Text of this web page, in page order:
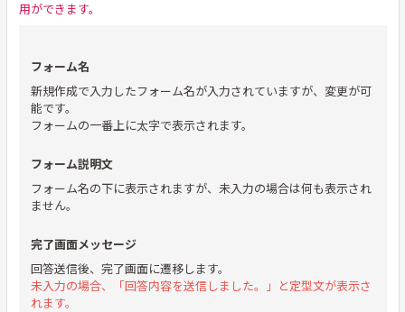
用ができます。
フォーム名
新規作成で入力したフォーム名が入力されていますが、変更が可
能です。
フォームの一番上に太字で表示されます。
フォーム説明文
フォーム名の下に表示されますが、未入力の場合は何も表示され
ません。
完了画面メッセージ
回答送信後、完了画面に遷移します。
未入力の場合、「回答内容を送信しました。」と定型文が表示さ
れます。